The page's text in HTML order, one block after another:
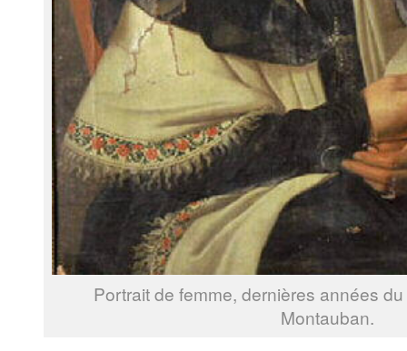
Portrait de femme, dernières années
Montauban.